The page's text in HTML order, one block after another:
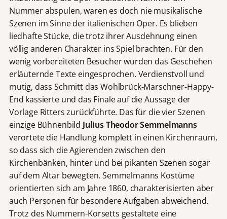
Nummer abspulen, waren es doch nie musikalische
Szenen im Sinne der italienischen Oper. Es blieben
liedhafte Stücke, die trotz ihrer Ausdehnung einen
völlig anderen Charakter ins Spiel brachten. Für den
wenig vorbereiteten Besucher wurden das Geschehen
erläuternde Texte eingesprochen. Verdienstvoll und
mutig, dass Schmitt das Wohlbrück-Marschner-Happy-
End kassierte und das Finale auf die Aussage der
Vorlage Ritters zurückführte. Das für die vier Szenen
einzige Bühnenbild Julius Theodor Semmelmanns
verortete die Handlung komplett in einen Kirchenraum,
so dass sich die Agierenden zwischen den
Kirchenbänken, hinter und bei pikanten Szenen sogar
auf dem Altar bewegten. Semmelmanns Kostüme
orientierten sich am Jahre 1860, charakterisierten aber
auch Personen für besondere Aufgaben abweichend.
Trotz des Nummern-Korsetts gestaltete eine